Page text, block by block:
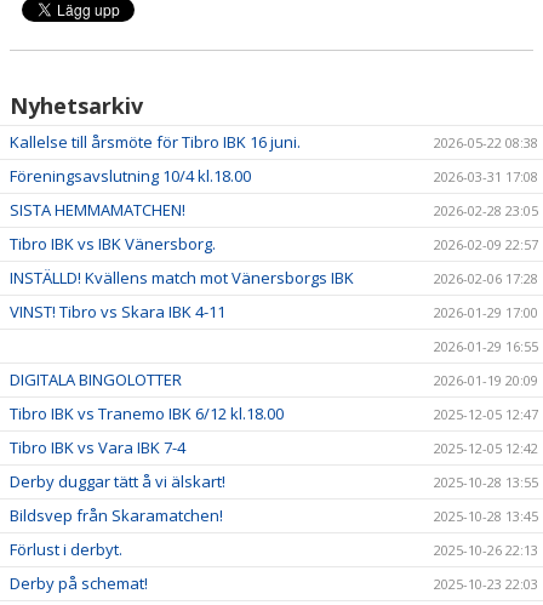
Nyhetsarkiv
Kallelse till årsmöte för Tibro IBK 16 juni. 2026-05-22 08:38
Föreningsavslutning 10/4 kl.18.00 2026-03-31 17:08
SISTA HEMMAMATCHEN! 2026-02-28 23:05
Tibro IBK vs IBK Vänersborg. 2026-02-09 22:57
INSTÄLLD! Kvällens match mot Vänersborgs IBK 2026-02-06 17:28
VINST! Tibro vs Skara IBK 4-11
2026-01-29 17:00
2026-01-29 16:55
DIGITALA BINGOLOTTER 2026-01-19 20:09
Tibro IBK vs Tranemo IBK 6/12 kl.18.00 2025-12-05 12:47
Tibro IBK vs Vara IBK 7-4 2025-12-05 12:42
Derby duggar tätt å vi älskart! 2025-10-28 13:55
Bildsvep från Skaramatchen! 2025-10-28 13:45
Förlust i derbyt. 2025-10-26 22:13
Derby på schemat! 2025-10-23 22:03